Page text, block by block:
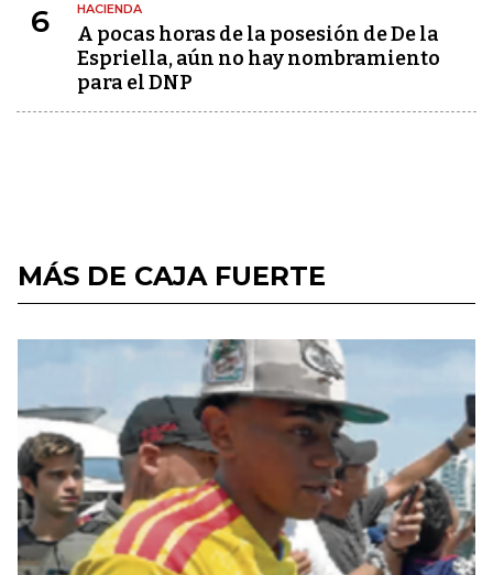
6 HACIENDA
A pocas horas de la posesión de De la
Espriella, aún no hay nombramiento
para el DNP
MÁS DE CAJA FUERTE